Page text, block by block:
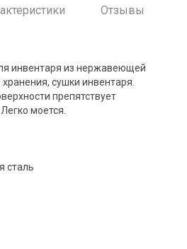
Отзывы
инвентаря из нержавеющей
сушки инвентаря.
препятствует
моется.
сталь